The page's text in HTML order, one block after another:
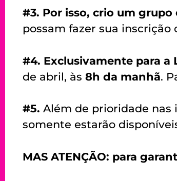
#3. Por isso, crio um grupo
possam fazer sua
#4. Exclusivamente para a
de abril, às 8h da manhã.
#5. Além de prioridade nas
somente estarão
MAS ATENÇÃO: para